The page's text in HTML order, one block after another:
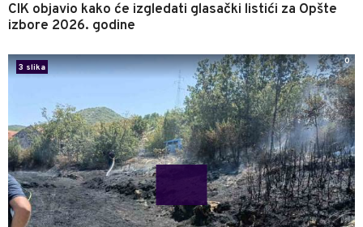
CIK objavio kako će izgledati glasački listići za Opšte
izbore 2026. godine
3 slika
0